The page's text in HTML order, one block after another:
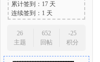
累计签到：17 天
连续签到：1 天
26
主题
652
回帖
-25
积分